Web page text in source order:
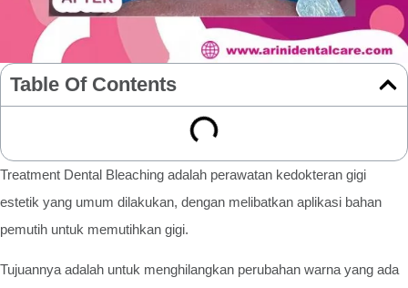
Table Of Contents
Treatment Dental Bleaching adalah perawatan kedokteran gigi
estetik yang umum dilakukan, dengan melibatkan aplikasi bahan
pemutih untuk memutihkan gigi.
Tujuannya adalah untuk menghilangkan perubahan warna yang ada